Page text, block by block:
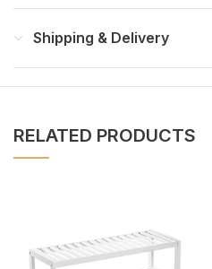
Shipping & Delivery
RELATED PRODUCTS